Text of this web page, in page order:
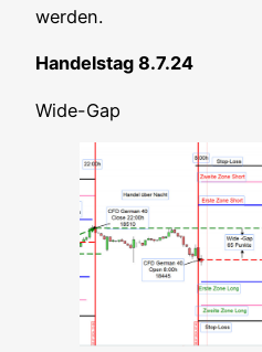
werden.
Han­dels­tag 8.7.24
Wide-Gap